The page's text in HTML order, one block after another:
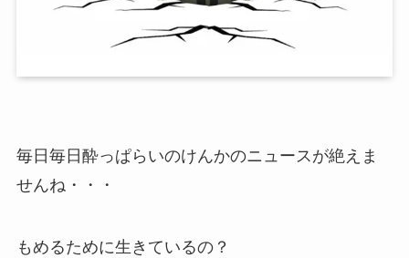
毎日毎日酔っぱらいのけんかのニュースが絶えま
せんね・・・
もめるために生きているの？